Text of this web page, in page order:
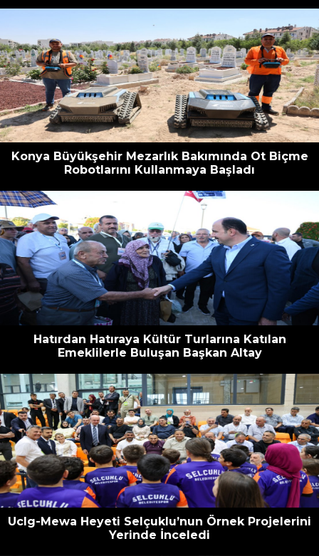
Konya Büyükşehir Mezarlık Bakımında Ot Biçme
Robotlarını Kullanmaya Başladı
Hatırdan Hatıraya Kültür Turlarına Katılan
Emeklilerle Buluşan Başkan Altay
Uclg-Mewa Heyeti Selçuklu’nun Örnek Projelerini
Yerinde İnceledi